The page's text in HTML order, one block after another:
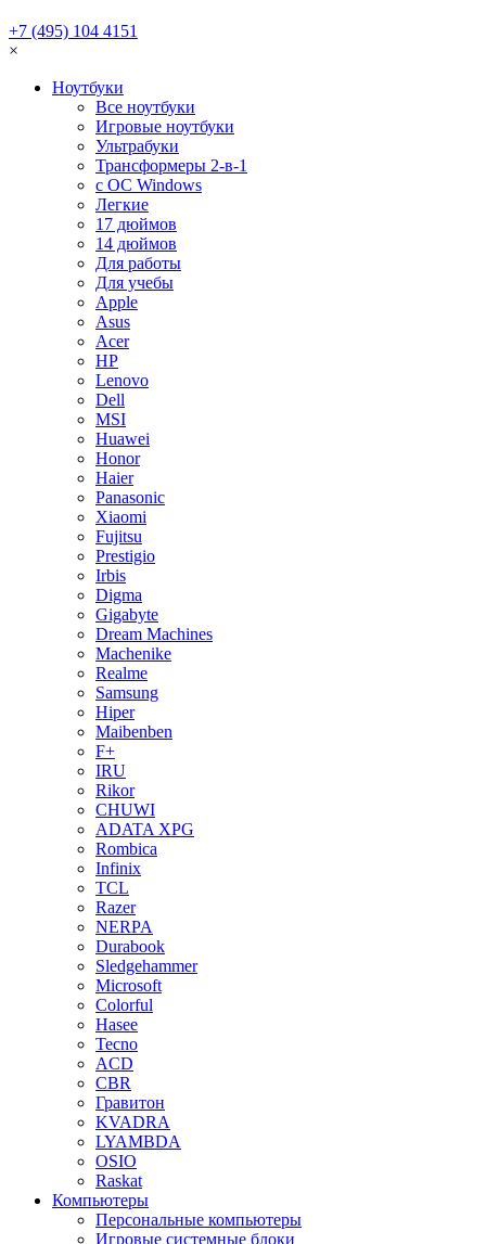
+7 (495) 104 4151
×
Ноутбуки
Все ноутбуки
Игровые ноутбуки
Ультрабуки
Трансформеры 2-в-1
с ОС Windows
Легкие
17 дюймов
14 дюймов
Для работы
Для учебы
Apple
Asus
Acer
HP
Lenovo
Dell
MSI
Huawei
Honor
Haier
Panasonic
Xiaomi
Fujitsu
Prestigio
Irbis
Digma
Gigabyte
Dream Machines
Machenike
Realme
Samsung
Hiper
Maibenben
F+
IRU
Rikor
CHUWI
ADATA XPG
Rombica
Infinix
TCL
Razer
NERPA
Durabook
Sledgehammer
Microsoft
Colorful
Hasee
Tecno
ACD
CBR
Гравитон
KVADRA
LYAMBDA
OSIO
Raskat
Компьютеры
Персональные компьютеры
Игровые системные блоки